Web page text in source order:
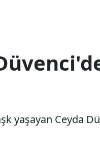
yaşayan Ceyda